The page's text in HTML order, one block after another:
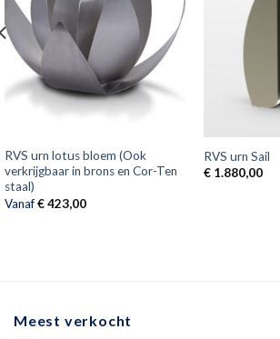
RVS urn lotus bloem (Ook
verkrijgbaar in brons en Cor-Ten
staal)
Vanaf€423,00
RVS urn Sail
€1.880,00
Meest verkocht